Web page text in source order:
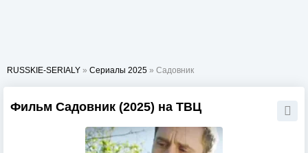
RUSSKIE-SERIALY » Сериалы 2025 » Садовник
Фильм Садовник (2025) на ТВЦ